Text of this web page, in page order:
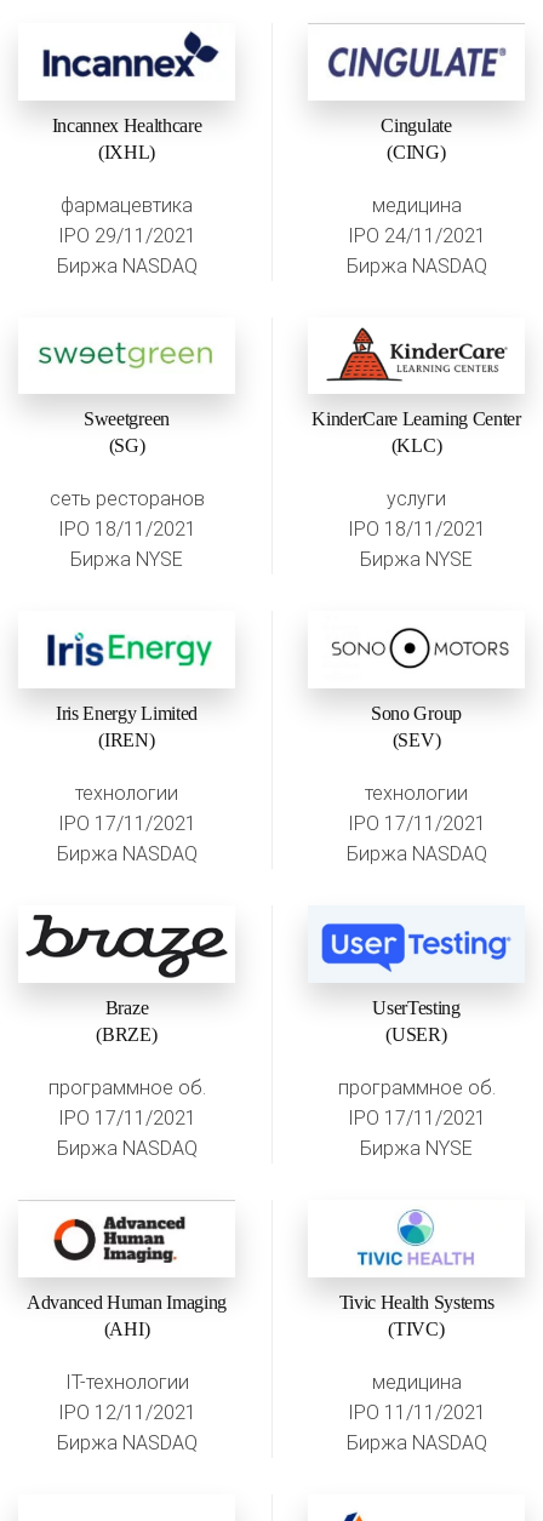
Incannex Healthcare
(IXHL)
фармацевтика
IPO 29/11/2021
Биржа NASDAQ
Cingulate
(CING)
медицина
IPO 24/11/2021
Биржа NASDAQ
Sweetgreen
(SG)
сеть ресторанов
IPO 18/11/2021
Биржа NYSE
KinderCare Learning Center
(KLC)
услуги
IPO 18/11/2021
Биржа NYSE
Iris Energy Limited
(IREN)
технологии
IPO 17/11/2021
Биржа NASDAQ
Sono Group
(SEV)
технологии
IPO 17/11/2021
Биржа NASDAQ
Braze
(BRZE)
программное об.
IPO 17/11/2021
Биржа NASDAQ
UserTesting
(USER)
программное об.
IPO 17/11/2021
Биржа NYSE
Advanced Human Imaging
(AHI)
IT-технологии
IPO 12/11/2021
Биржа NASDAQ
Tivic Health Systems
(TIVC)
медицина
IPO 11/11/2021
Биржа NASDAQ